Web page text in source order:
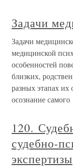
Задачи
Задачи
медицинской
особенностей
близких,
разных этапах
осознание самого
120.
судебно-
экспертизы